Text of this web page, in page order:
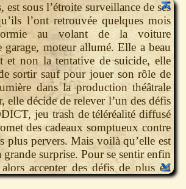
est sous l’étroite surveillance de ses
l’ont retrouvée quelques mois
au volant de la voiture
garage, moteur allumé. Elle a beau
et non la tentative de suicide, elle
sortir sauf pour jouer son rôle de
dans la production théâtrale
elle décide de relever l’un des défis
jeu trash de téléréalité diffusé
des cadeaux somptueux contre
plus pervers. Mais voilà qu’elle est
grande surprise. Pour se sentir enfin
accepter des défis de plus en
quelle dose d’adrénaline